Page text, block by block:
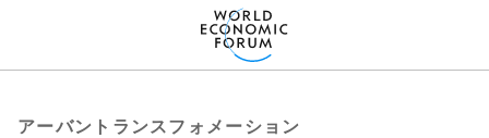
アーバントランスフォメーション